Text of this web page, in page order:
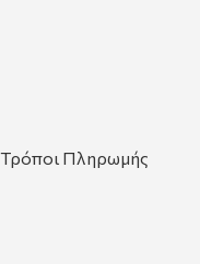
Τρόποι Πληρωμής